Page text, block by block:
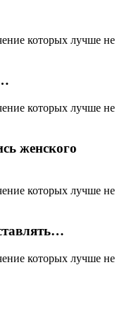
женского